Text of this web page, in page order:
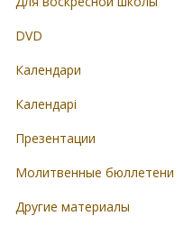
DVD
Календари
Календарі
Презентации
Молитвенные бюллетени
Другие материалы